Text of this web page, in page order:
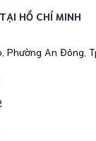
HỒ CHÍ MINH
Phường An Đông,